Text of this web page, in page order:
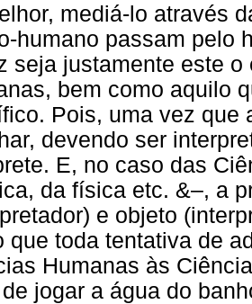
mediá-lo através
humano passam pelo
seja justamente este
bem como aquilo
Pois, uma vez que
devendo ser
E, no caso das
da física etc. &–, a
e objeto
que toda tentativa de
Humanas às
jogar a água do